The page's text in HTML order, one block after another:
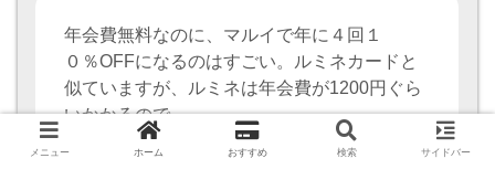
年会費無料なのに、マルイで年に４回１
０％OFFになるのはすごい。ルミネカードと
似ていますが、ルミネは年会費が1200円ぐら
いかかるので…。
カード専用サイトも見やすいし、貯まったポ
メニュー ホーム おすすめ 検索 サイドバー